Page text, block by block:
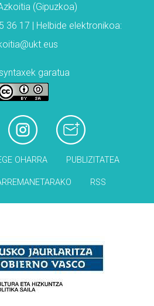
(Gipuzkoa)
36 17 | Helbide elektronikoa:
garatua
OHARRA PUBLIZITATEA
RSS